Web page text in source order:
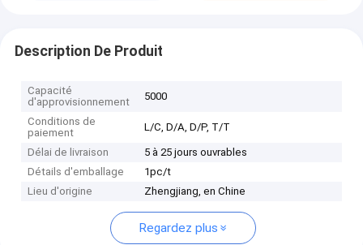
Description De Produit
Capacité
d'approvisionnement
5000
Conditions de
paiement
L/C, D/A, D/P, T/T
Délai de livraison
5 à 25 jours ouvrables
Détails d'emballage
1pc/t
Lieu d'origine
Zhengjiang, en Chine
Regardez plus